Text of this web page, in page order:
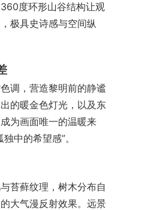
度环形山谷结构让观
极具史诗感与空间纵
调，营造黎明前的静谧
的暖金色灯光，以及东
为画面唯一的温暖来
中的希望感”。
苔藓纹理，树木分布自
大气漫反射效果。远景